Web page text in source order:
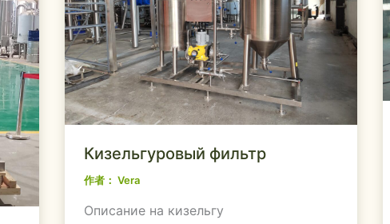
Кизельгуровый фильтр
作者： Vera
Описание на кизельгу